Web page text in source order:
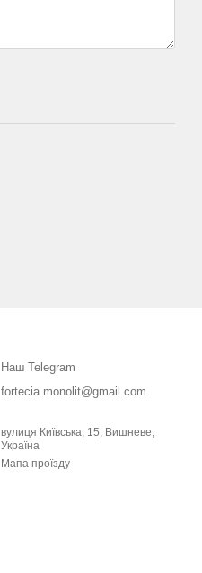
Наш Telegram
fortecia.monolit@gmail.com
вулиця Київська, 15, Вишневе,
Україна
Мапа проїзду